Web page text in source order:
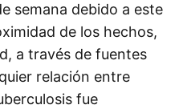
semana debido a este
de los hechos,
a través de fuentes
relación entre
fue